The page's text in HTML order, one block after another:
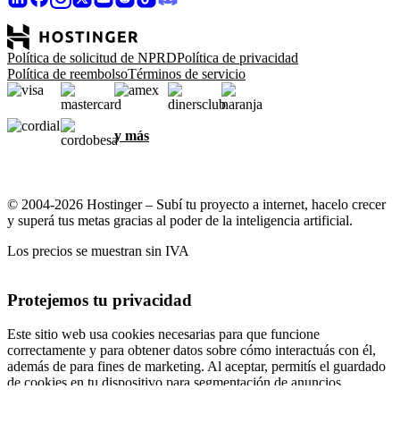
Política de solicitud de NPRDPolítica de privacidad
Política de reembolsoTérminos de servicio
y más
© 2004-2026 Hostinger – Subí tu proyecto a internet, hacelo crecer
y superá tus metas gracias al poder de la inteligencia artificial.
Los precios se muestran sin IVA
Protejemos tu privacidad
Este sitio web usa cookies necesarias para que funcione
correctamente y para obtener datos sobre cómo interactuás con él,
además de para fines de marketing. Al aceptar, permitís el guardado
de cookies en tu dispositivo para segmentación de anuncios,